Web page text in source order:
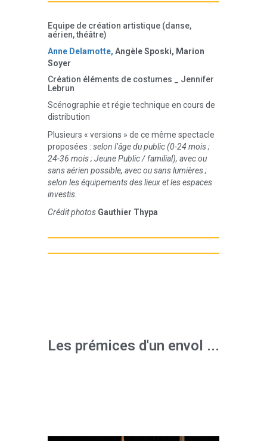
Equipe de création artistique (danse,
aérien, théâtre)
Anne Delamotte, Angèle Sposki, Marion
Soyer
Création éléments de costumes _ Jennifer
Lebrun
Scénographie et régie technique en cours de
distribution
Plusieurs « versions » de ce même spectacle
proposées : selon l’âge du public (0-24 mois ;
24-36 mois ; Jeune Public / familial), avec ou
sans aérien possible, avec ou sans lumières ;
selon les équipements des lieux et les espaces
investis.
Crédit photos Gauthier Thypa
Les prémices d'un envol ...